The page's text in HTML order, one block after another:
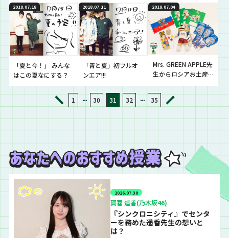
唄」初フルオンエア!!
2018.07.18
「夏と今！」 みんな
はこの夏なにする？
2018.07.11
「青と夏」初フルオ
ンエア!!!
2018.07.04
Mrs. GREEN APPLE先
生からロシアお土産
1
・・・ 30 31 32 ・・・ 35
2026.07.30
賀喜 遥香(乃木坂46)
『シンクロニシティ』でセンタ
ーを務めた遥香先生の想いと
は？